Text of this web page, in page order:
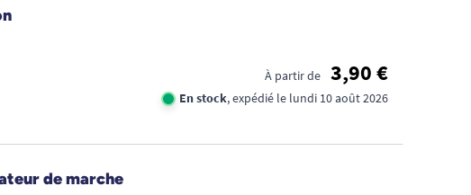
À partir de 3,90 €
En stock, expédié le lundi 10 août 2026
de marche